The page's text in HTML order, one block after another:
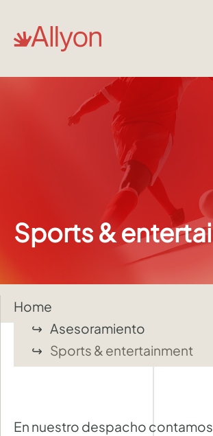
Sports &
Home
Asesoramiento
Sports & entertainment
En nuestro despacho